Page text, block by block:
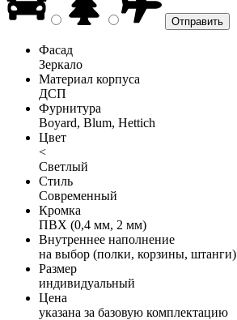
Фасад
Зеркало
Материал корпуса
ДСП
Фурнитура
Boyard, Blum, Hettich
Цвет
<
Светлый
Стиль
Современный
Кромка
ПВХ (0,4 мм, 2 мм)
Внутреннее наполнение
на выбор (полки, корзины, штанги)
Размер
индивидуальный
Цена
указана за базовую комплектацию